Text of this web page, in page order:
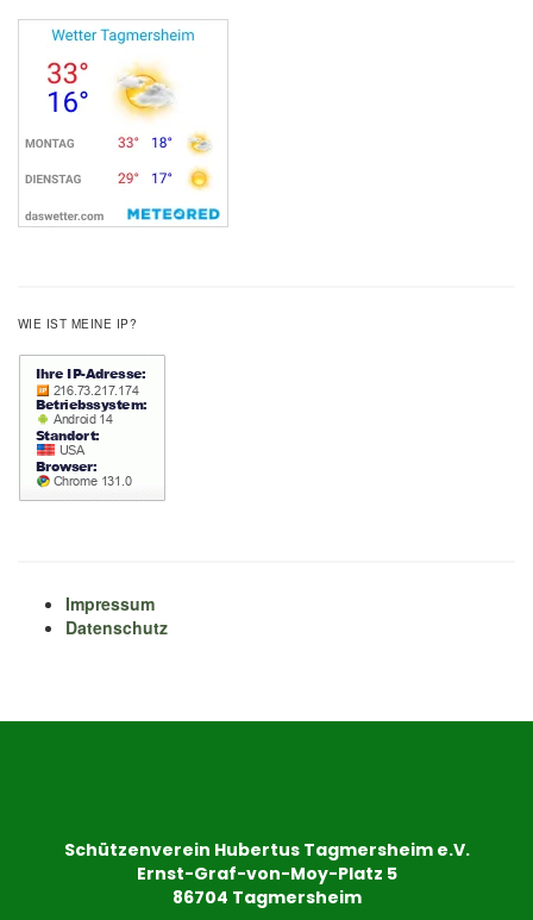
WIE IST MEINE IP?
Impressum
Datenschutz
Schützenverein Hubertus Tagmersheim e.V.
Ernst-Graf-von-Moy-Platz 5
86704 Tagmersheim